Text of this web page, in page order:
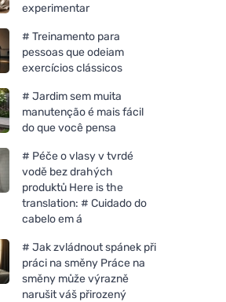
experimentar
# Treinamento para
pessoas que odeiam
exercícios clássicos
# Jardim sem muita
manutenção é mais fácil
do que você pensa
# Péče o vlasy v tvrdé
vodě bez drahých
produktů Here is the
translation: # Cuidado do
cabelo em á
# Jak zvládnout spánek při
práci na směny Práce na
směny může výrazně
narušit váš přirozený